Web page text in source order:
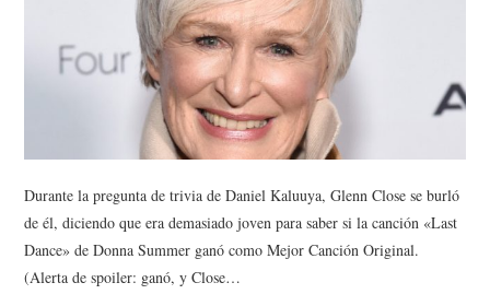
TECHNOLOGY
Durante la pregunta de trivia de Daniel Kaluuya, Glenn Close se burló
de él, diciendo que era demasiado joven para saber si la canción «Last
Dance» de Donna Summer ganó como Mejor Canción Original.
(Alerta de spoiler: ganó, y Close…